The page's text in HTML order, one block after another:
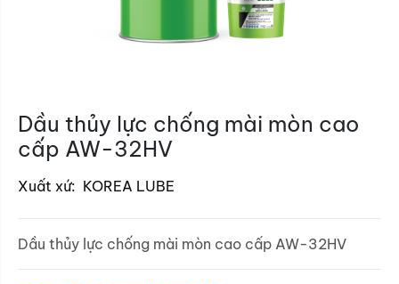
Dầu thủy lực chống mài mòn cao
cấp AW-32HV
Xuất xứ: KOREA LUBE
Dầu thủy lực chống mài mòn cao cấp AW-32HV